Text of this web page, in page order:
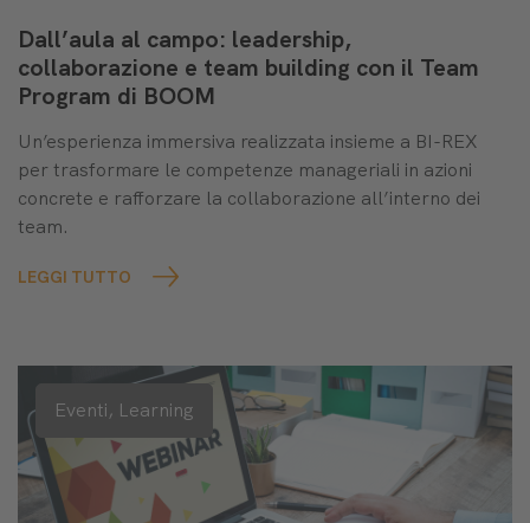
Dall’aula al campo: leadership,
collaborazione e team building con il Team
Program di BOOM
Un’esperienza immersiva realizzata insieme a BI-REX
per trasformare le competenze manageriali in azioni
concrete e rafforzare la collaborazione all’interno dei
team.
LEGGI TUTTO
Eventi, Learning